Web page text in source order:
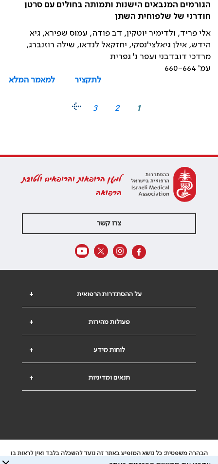
הגורמים המנבאים הישנות ותמותה בחולים עם סרטן
חודרני של שלפוחית השתן
אלי פריד, ולדימיר יוטקין, דב פודה, עמוס שפירא, גיא
הידש, אילן גיאלצי'נסקי, יחזקאל לנדאו, שילה רוזנברג,
מרדכי דובדבני ועפר נ' גפרית
עמ' 660-664
לתקציר
למאמר המלא
1
2
3
למען הרופאות והרופאים ולטובת
הרפואה
צרו קשר
+ על ההסתדרות הרפואית
+ פעולות מהירות
+ לוחות מידע
+ תנאים ומדיניות
הבהרה משפטית: כל נושא המופיע באתר זה נועד להשכלה בלבד ואין לראות בו
ייעוץ רפואי או משפטי. אין הר"י אחראית לתוכן המתפרסם באתר זה ולכל נזק